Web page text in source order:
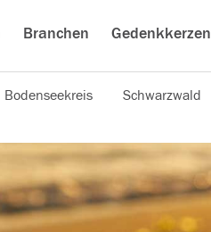
Branchen Gedenkkerzen
Bodenseekreis Schwarzwald